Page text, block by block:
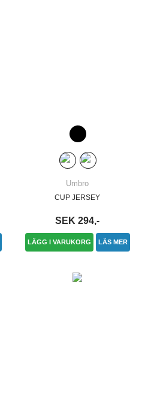
Umbro
CUP JERSEY
SEK 294,-
LÄGG I VARUKORG LÄS MER